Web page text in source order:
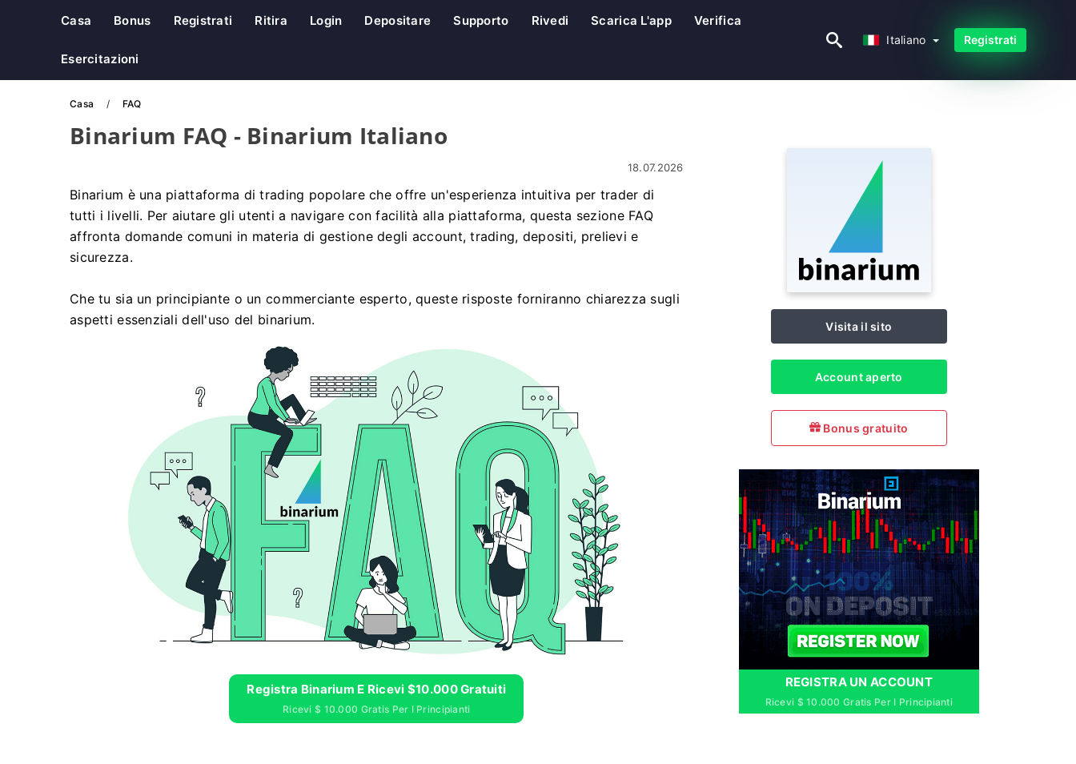
Casa Bonus Registrati Ritira Login Depositare Supporto Rivedi Scarica L'app Verifica
Esercitazioni
Italiano Registrati
Casa FAQ
Binarium FAQ - Binarium Italiano
18.07.2026
Binarium è una piattaforma di trading popolare che offre un'esperienza intuitiva per trader di
tutti i livelli. Per aiutare gli utenti a navigare con facilità alla piattaforma, questa sezione FAQ
affronta domande comuni in materia di gestione degli account, trading, depositi, prelievi e
sicurezza.
Che tu sia un principiante o un commerciante esperto, queste risposte forniranno chiarezza sugli
aspetti essenziali dell'uso del binarium.
Registra Binarium E Ricevi $10.000 Gratuiti
Ricevi $ 10.000 Gratis Per I Principianti
Visita il sito
Account aperto
Bonus gratuito
REGISTRA UN ACCOUNT
Ricevi $ 10.000 Gratis Per I Principianti